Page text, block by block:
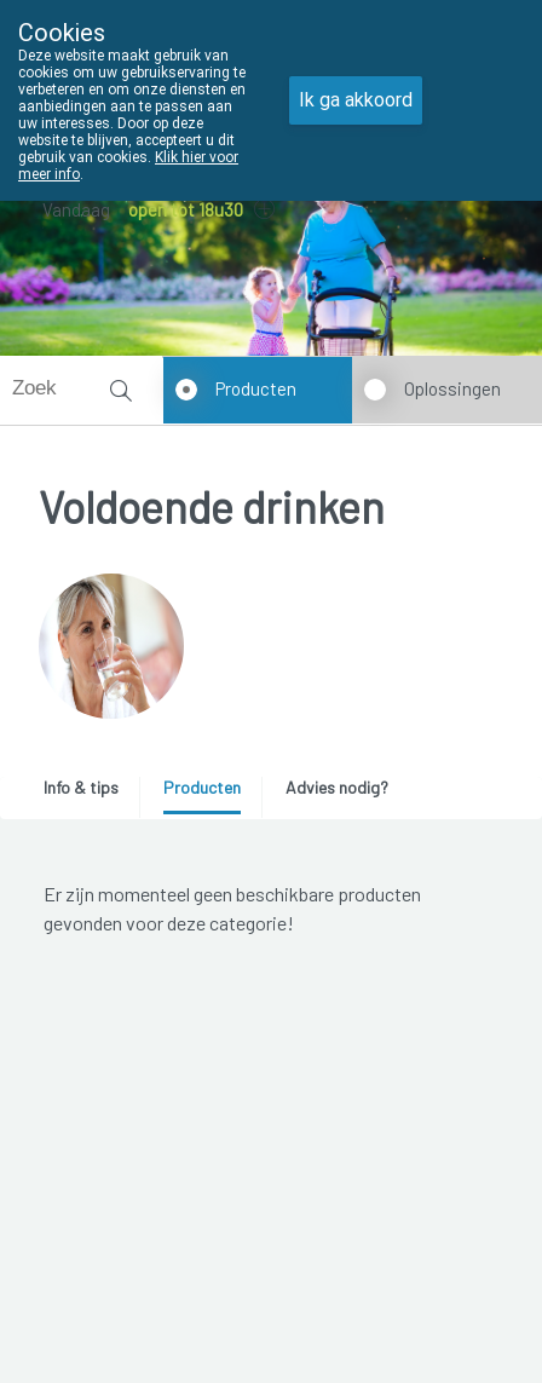
011610303
Vandaag open tot 18u30
Producten Oplossingen
Voldoende drinken
Info & tips Producten Advies nodig?
Er zijn momenteel geen beschikbare producten
gevonden voor deze categorie!
Cookies
Deze website maakt gebruik van
cookies om uw gebruikservaring te
verbeteren en om onze diensten en
aanbiedingen aan te passen aan
uw interesses. Door op deze
website te blijven, accepteert u dit
gebruik van cookies. Klik hier voor
meer info.
Ik ga akkoord